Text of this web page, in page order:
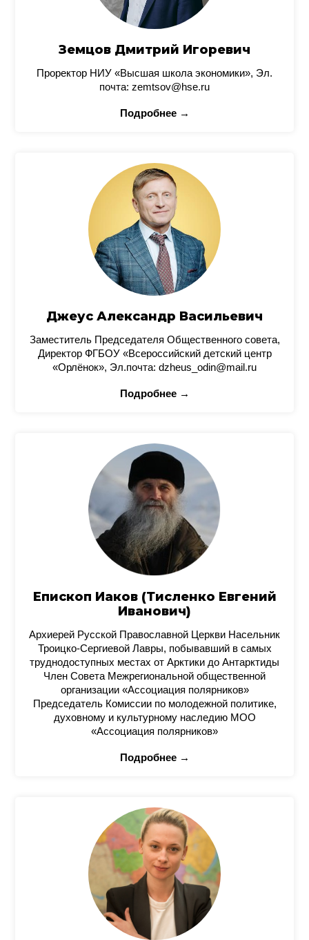
Земцов Дмитрий Игоревич
Проректор НИУ «Высшая школа экономики», Эл.
почта: zemtsov@hse.ru
Подробнее →
Джеус Александр Васильевич
Заместитель Председателя Общественного совета,
Директор ФГБОУ «Всероссийский детский центр
«Орлёнок», Эл.почта: dzheus_odin@mail.ru
Подробнее →
Епископ Иаков (Тисленко Евгений
Иванович)
Архиерей Русской Православной Церкви Насельник
Троицко-Сергиевой Лавры, побывавший в самых
труднодоступных местах от Арктики до Антарктиды
Член Совета Межрегиональной общественной
организации «Ассоциация полярников»
Председатель Комиссии по молодежной политике,
духовному и культурному наследию МОО
«Ассоциация полярников»
Подробнее →